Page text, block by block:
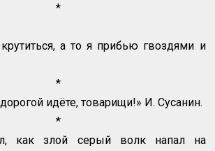
*
а то я прибью гвоздями и
*
идёте, товарищи!» И. Сусанин.
*
как злой серый волк напал на